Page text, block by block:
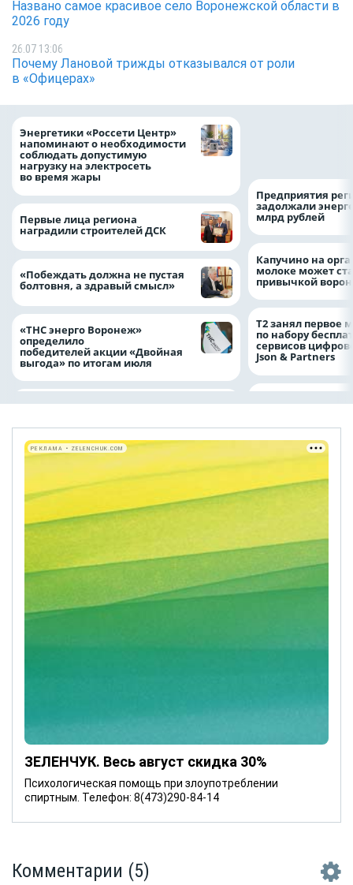
Названо самое красивое село Воронежской области в
2026 году
26.07 13:06
Почему Лановой трижды отказывался от роли
в «Офицерах»
Энергетики «Россети Центр»
напоминают о необходимости
соблюдать допустимую
нагрузку на электросеть
во время жары
Первые лица региона
наградили строителей ДСК
«Побеждать должна не пустая
болтовня, а здравый смысл»
«ТНС энерго Воронеж»
определило
победителей акции «Двойная
выгода» по итогам июля
Предприятия
задолжали
млрд рублей
Капучино на
молоке может
привычкой
Т2 занял первое
по набору
сервисов
Json & Partners
ЗЕЛЕНЧУК. Весь август скидка 30%
Психологическая помощь при злоупотреблении
спиртным. Телефон: 8(473)290-84-14
РЕКЛАМА • ZELENCHUK.COM
Комментарии (5)